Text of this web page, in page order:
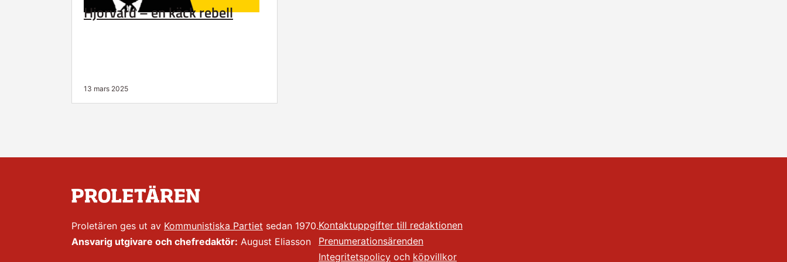
Hjorvard – en käck rebell
13 mars 2025
Proletären ges ut av Kommunistiska Partiet sedan 1970.
Ansvarig utgivare och chefredaktör: August Eliasson
Kontaktuppgifter till redaktionen
Prenumerationsärenden
Integritetspolicy och köpvillkor